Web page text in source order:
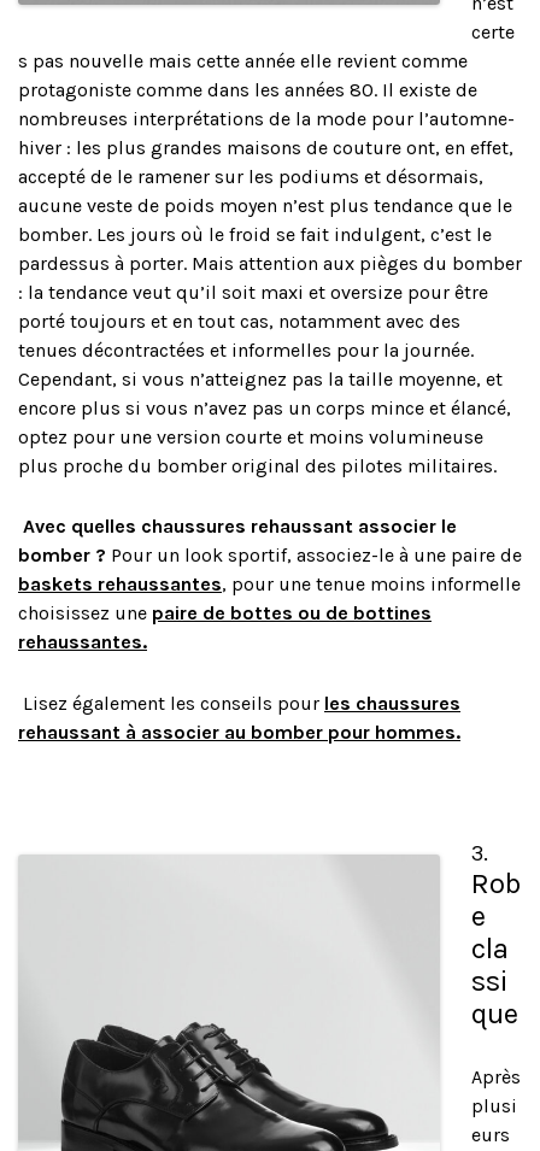
certe
s pas nouvelle mais cette année elle revient comme
protagoniste comme dans les années 80. Il existe de
nombreuses interprétations de la mode pour l’automne-
hiver : les plus grandes maisons de couture ont, en effet,
accepté de le ramener sur les podiums et désormais,
aucune veste de poids moyen n’est plus tendance que le
bomber. Les jours où le froid se fait indulgent, c’est le
pardessus à porter. Mais attention aux pièges du bomber
: la tendance veut qu’il soit maxi et oversize pour être
porté toujours et en tout cas, notamment avec des
tenues décontractées et informelles pour la journée.
Cependant, si vous n’atteignez pas la taille moyenne, et
encore plus si vous n’avez pas un corps mince et élancé,
optez pour une version courte et moins volumineuse
plus proche du bomber original des pilotes militaires.
Avec quelles chaussures rehaussant associer le
bomber ? Pour un look sportif, associez-le à une paire de
baskets rehaussantes, pour une tenue moins informelle
choisissez une paire de bottes ou de bottines
rehaussantes.
Lisez également les conseils pour les chaussures
rehaussant à associer au bomber pour hommes.
3.
Rob
e
cla
ssi
que
Après
plusi
eurs